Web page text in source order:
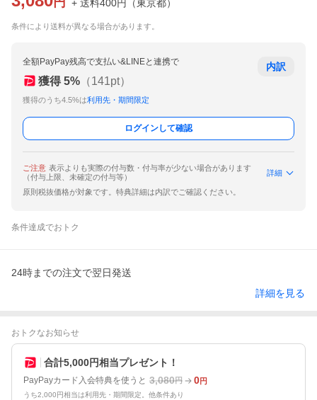
+ 送料400円 （東京都）
条件により送料が異なる場合があります。
全額PayPay残高で支払い&LINEと連携で
獲得 5% （141pt）
獲得のうち4.5%は利用先・期間限定
内訳
ログインして確認
ご注意 表示よりも実際の付与数・付与率が少ない場合があります
（付与上限、未確定の付与等）
詳細
原則税抜価格が対象です。特典詳細は内訳でご確認ください。
条件達成でおトク
24時までの注文で翌日発送
詳細を見る
おトクなお知らせ
合計5,000円相当プレゼント！
PayPayカード入会特典を使うと 3,080円 0円
うち2,000円相当は利用先・期間限定。他条件あり